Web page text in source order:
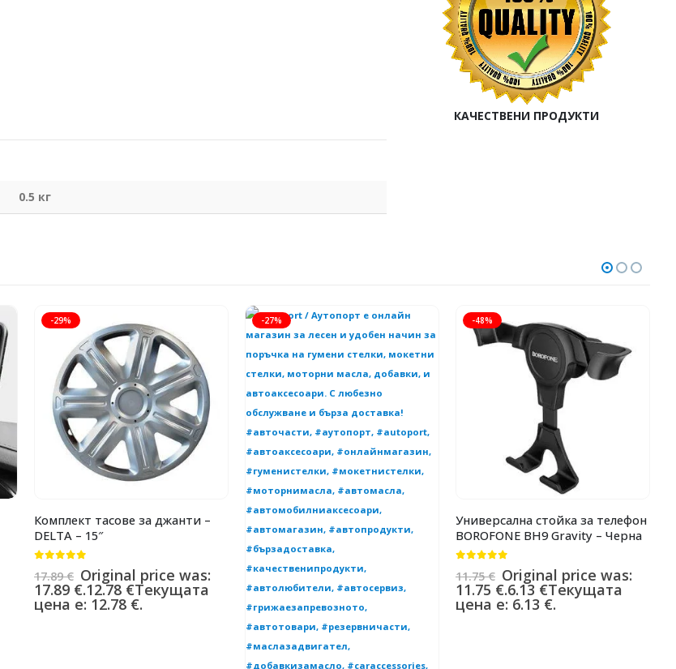
0.5 кг
КАЧЕСТВЕНИ ПРОДУКТИ
-29%
Комплект тасове за джанти –
DELTA – 15″
17.89€ Original price was:
17.89 €.12.78 €Текущата
цена е: 12.78 €.
-27% -48%
Универсална стойка за телефон
BOROFONE BH9 Gravity – Черна
11.75€ Original price was:
11.75 €.6.13 €Текущата
цена е: 6.13 €.